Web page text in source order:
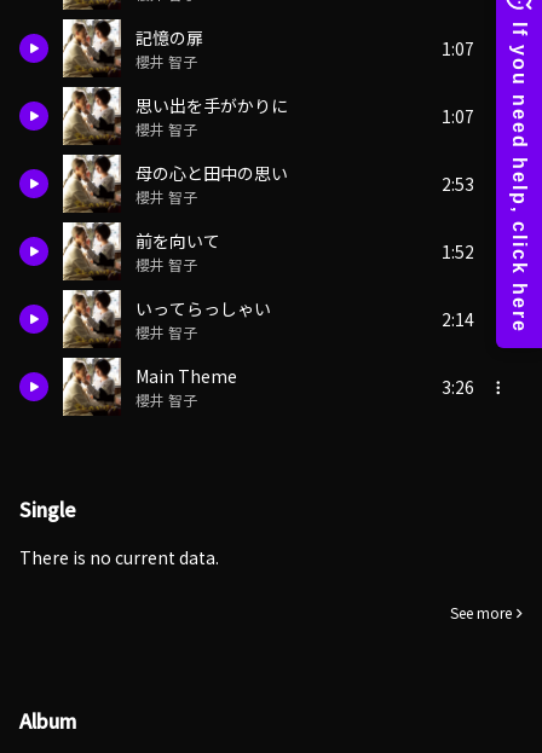
記憶の扉
櫻井 智子
1:07
思い出を手がかりに
櫻井 智子
1:07
母の心と田中の思い
櫻井 智子
2:53
前を向いて
櫻井 智子
1:52
いってらっしゃい
櫻井 智子
2:14
Main Theme
櫻井 智子
3:26
Single
There is no current data.
See more
Album